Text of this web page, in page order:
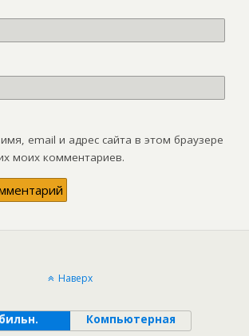
email и адрес сайта в этом браузере
моих комментариев.
Наверх
Компьютерная